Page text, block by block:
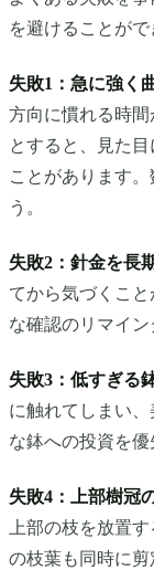
を避けることがで
失敗1：急に強く
方向に慣れる時
とすると、見た
ことがあります
う。
失敗2：針金を長
てから気づくこ
な確認のリマイン
失敗3：低すぎる
に触れてしまい
な鉢への投資を優
失敗4：上部樹冠
上部の枝を放置
の枝葉も同時に